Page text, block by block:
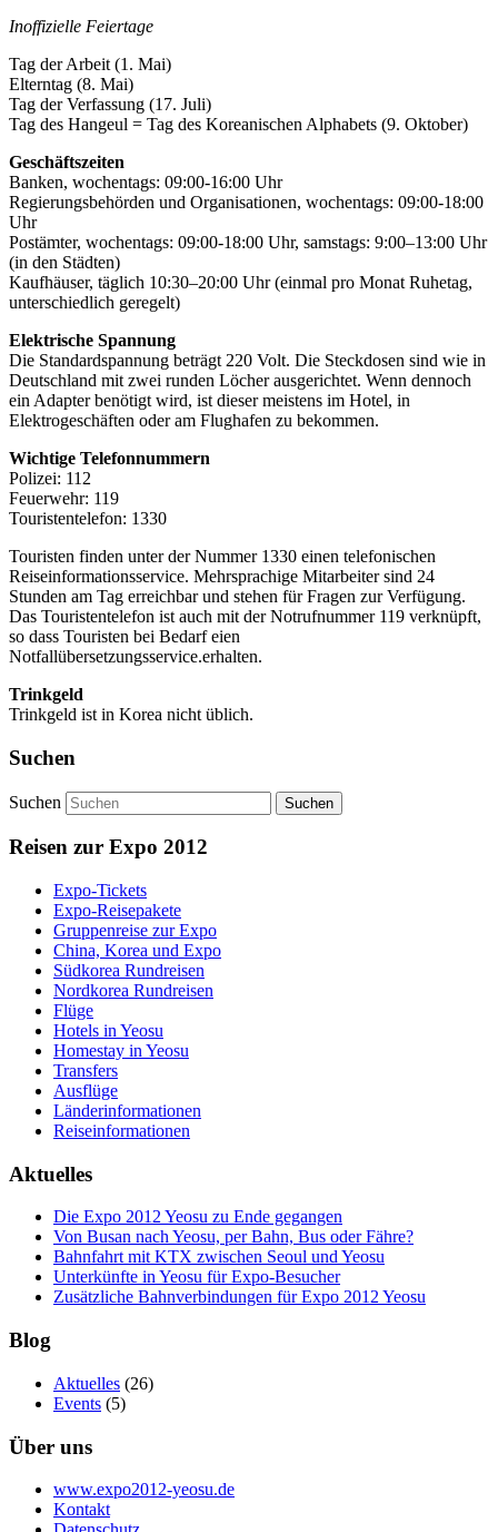
Inoffizielle Feiertage
Tag der Arbeit (1. Mai)
Elterntag (8. Mai)
Tag der Verfassung (17. Juli)
Tag des Hangeul = Tag des Koreanischen Alphabets (9. Oktober)
Geschäftszeiten
Banken, wochentags: 09:00-16:00 Uhr
Regierungsbehörden und Organisationen, wochentags: 09:00-18:00
Uhr
Postämter, wochentags: 09:00-18:00 Uhr, samstags: 9:00–13:00 Uhr
(in den Städten)
Kaufhäuser, täglich 10:30–20:00 Uhr (einmal pro Monat Ruhetag,
unterschiedlich geregelt)
Elektrische Spannung
Die Standardspannung beträgt 220 Volt. Die Steckdosen sind wie in
Deutschland mit zwei runden Löcher ausgerichtet. Wenn dennoch
ein Adapter benötigt wird, ist dieser meistens im Hotel, in
Elektrogeschäften oder am Flughafen zu bekommen.
Wichtige Telefonnummern
Polizei: 112
Feuerwehr: 119
Touristentelefon: 1330
Touristen finden unter der Nummer 1330 einen telefonischen
Reiseinformationsservice. Mehrsprachige Mitarbeiter sind 24
Stunden am Tag erreichbar und stehen für Fragen zur Verfügung.
Das Touristentelefon ist auch mit der Notrufnummer 119 verknüpft,
so dass Touristen bei Bedarf eien
Notfallübersetzungsservice.erhalten.
Trinkgeld
Trinkgeld ist in Korea nicht üblich.
Suchen
Suchen
Reisen zur Expo 2012
Expo-Tickets
Expo-Reisepakete
Gruppenreise zur Expo
China, Korea und Expo
Südkorea Rundreisen
Nordkorea Rundreisen
Flüge
Hotels in Yeosu
Homestay in Yeosu
Transfers
Ausflüge
Länderinformationen
Reiseinformationen
Aktuelles
Die Expo 2012 Yeosu zu Ende gegangen
Von Busan nach Yeosu, per Bahn, Bus oder Fähre?
Bahnfahrt mit KTX zwischen Seoul und Yeosu
Unterkünfte in Yeosu für Expo-Besucher
Zusätzliche Bahnverbindungen für Expo 2012 Yeosu
Blog
Aktuelles (26)
Events (5)
Über uns
www.expo2012-yeosu.de
Kontakt